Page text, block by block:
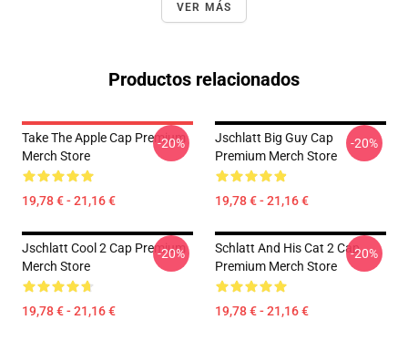
VER MÁS
Productos relacionados
Take The Apple Cap Premium
Merch Store
19,78 € - 21,16 €
-20%
Jschlatt Big Guy Cap
Premium Merch Store
19,78 € - 21,16 €
-20%
Jschlatt Cool 2 Cap Premium
Merch Store
19,78 € - 21,16 €
-20%
Schlatt And His Cat 2 Cap
Premium Merch Store
19,78 € - 21,16 €
-20%